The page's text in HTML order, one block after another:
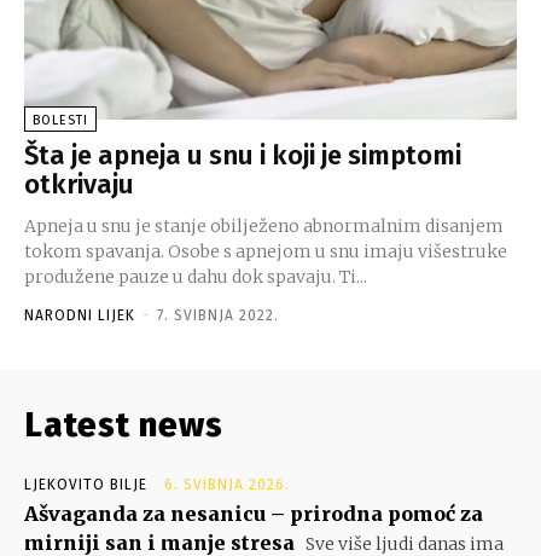
BOLESTI
Šta je apneja u snu i koji je simptomi
otkrivaju
Apneja u snu je stanje obilježeno abnormalnim disanjem
tokom spavanja. Osobe s apnejom u snu imaju višestruke
produžene pauze u dahu dok spavaju. Ti...
NARODNI LIJEK - 7. SVIBNJA 2022.
Latest news
LJEKOVITO BILJE 6. SVIBNJA 2026.
Ašvaganda za nesanicu – prirodna pomoć za
mirniji san i manje stresa Sve više ljudi danas ima